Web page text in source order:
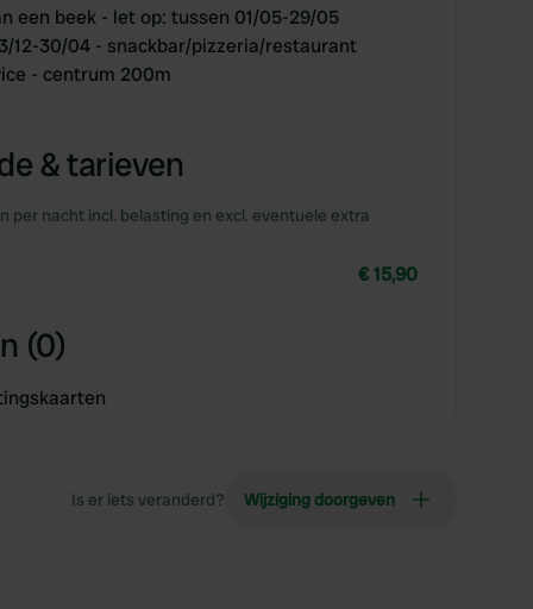
een beek - let op: tussen 01/05-29/05
12-30/04 - snackbar/pizzeria/restaurant
- centrum 200m
& tarieven
per nacht incl. belasting en excl. eventuele extra
€ 15,90
(0)
Is er iets veranderd? Wijziging doorgeven